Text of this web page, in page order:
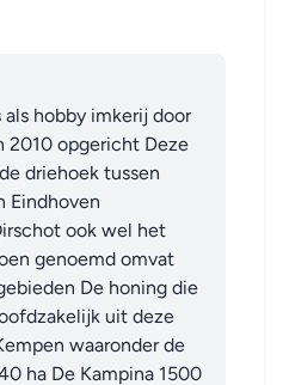
hobby imkerij door
2010 opgericht Deze
driehoek tussen
Eindhoven
ook wel het
genoemd omvat
De honing die
uit deze
waaronder de
ha De Kampina 1500